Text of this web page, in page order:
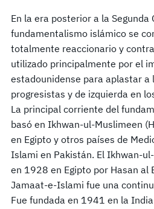
En la era posterior a la Segunda
fundamentalismo islámico se
totalmente reaccionario y
utilizado principalmente por el
estadounidense para aplastar a
progresistas y de izquierda en
La principal corriente del
basó en Ikhwan-ul-Muslimeen
en Egipto y otros países de
Islami en Pakistán. El Ikhwan-
en 1928 en Egipto por Hasan
Jamaat-e-Islami fue una
Fue fundada en 1941 en la